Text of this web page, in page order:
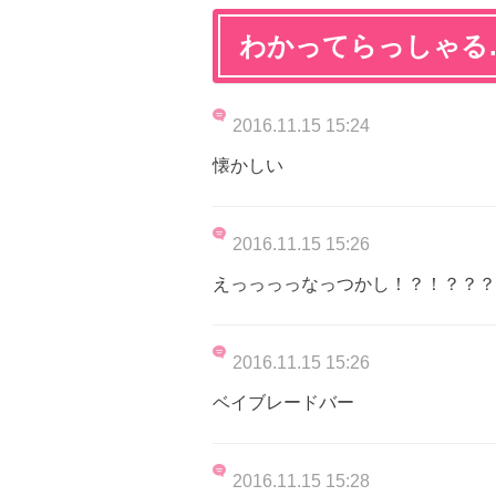
わかってらっしゃ
2016.11.15 15:24
懐かしい
2016.11.15 15:26
えっっっっなっつかし！？！？？
2016.11.15 15:26
ベイブレードバー
2016.11.15 15:28